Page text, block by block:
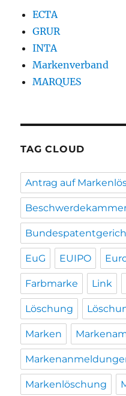
ECTA
GRUR
INTA
Markenverband
MARQUES
TAG CLOUD
Antrag auf
EuG EUIPO
Farbmarke Link
Löschung
Marken
Markenlöschung